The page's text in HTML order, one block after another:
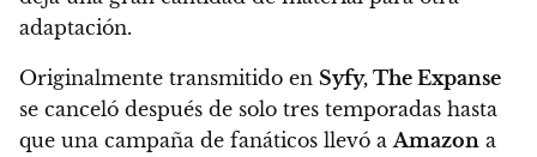
adaptación.
Originalmente transmitido en Syfy, The Expanse
se canceló después de solo tres temporadas hasta
que una campaña de fanáticos llevó a Amazon a